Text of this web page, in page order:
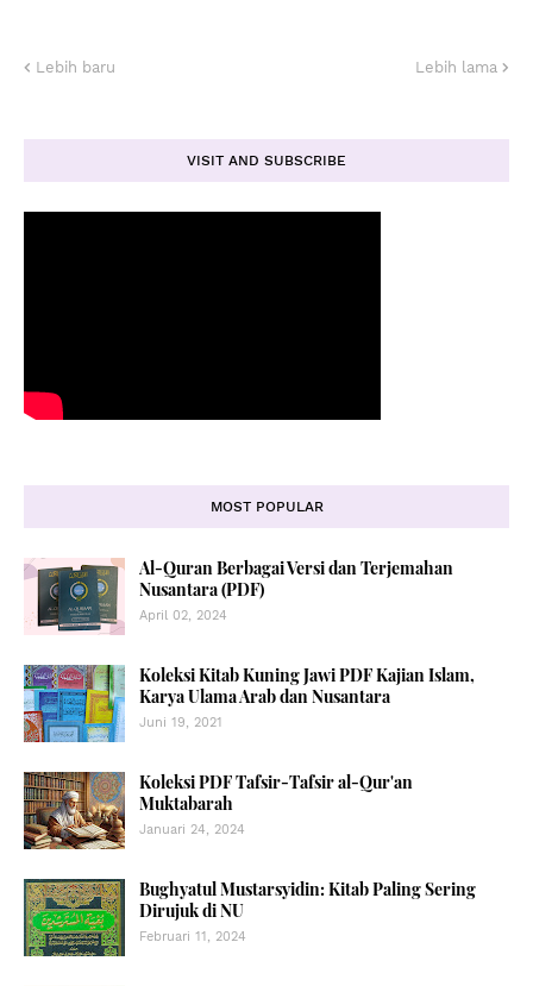
Lebih baru Lebih lama
VISIT AND SUBSCRIBE
MOST POPULAR
Al-Quran Berbagai Versi dan Terjemahan
Nusantara (PDF)
April 02, 2024
Koleksi Kitab Kuning Jawi PDF Kajian Islam,
Karya Ulama Arab dan Nusantara
Juni 19, 2021
Koleksi PDF Tafsir-Tafsir al-Qur'an
Muktabarah
Januari 24, 2024
Bughyatul Mustarsyidin: Kitab Paling Sering
Dirujuk di NU
Februari 11, 2024